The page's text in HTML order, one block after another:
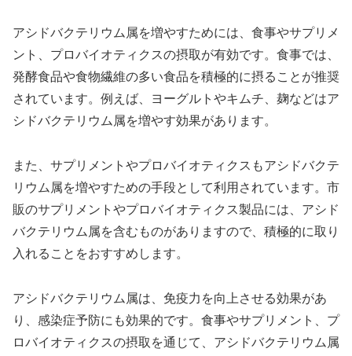
アシドバクテリウム属を増やすためには、食事やサプリメ
ント、プロバイオティクスの摂取が有効です。食事では、
発酵食品や食物繊維の多い食品を積極的に摂ることが推奨
されています。例えば、ヨーグルトやキムチ、麹などはア
シドバクテリウム属を増やす効果があります。
また、サプリメントやプロバイオティクスもアシドバクテ
リウム属を増やすための手段として利用されています。市
販のサプリメントやプロバイオティクス製品には、アシド
バクテリウム属を含むものがありますので、積極的に取り
入れることをおすすめします。
アシドバクテリウム属は、免疫力を向上させる効果があ
り、感染症予防にも効果的です。食事やサプリメント、プ
ロバイオティクスの摂取を通じて、アシドバクテリウム属